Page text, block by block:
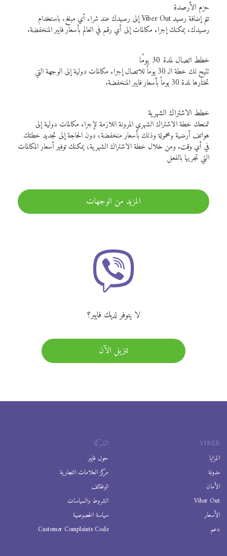
حزم الأرصدة
تتم إضافة رصيد Viber Out إلى رصيدك عند شراء أي مبلغ. باستخدام
رصيدك، يمكنك إجراء مكالمات إلى أي رقم في العالم بأسعار فايبر المنخفضة.
خطط اتصال لمدة 30 يومًا
تتيح لك خطة الـ 30 يوماً للاتصال إجراء مكالمات دولية إلى الوجهة التي
تختارها لمدة 30 يوماً بأسعار فايبر المنخفضة.
خطط الاشتراك الشهرية
تمنحك خطة الاشتراك الشهري المرونة اللازمة لإجراء مكالمات دولية إلى
هواتف أرضية ومحمولة وذلك بأسعار منخفضة، دون الحاجة إلى تجديد خطتك
في أي وقت. ومن خلال خطة الاشتراك الشهرية، يمكنك توفير أسعار المكالمات
التي تجريها بالفعل
المزيد من الوجهات
لا يتوفر لديك فايبر؟
تنزيل الآن
VIBER
المزايا
مدونة
الأمان
Viber Out
الأسعار
دعم
الشركة
حول فايبر
مركز العلامات التجارية
الوظائف
الشروط والسياسات
سياسة الخصوصية
Customer Complaints Code